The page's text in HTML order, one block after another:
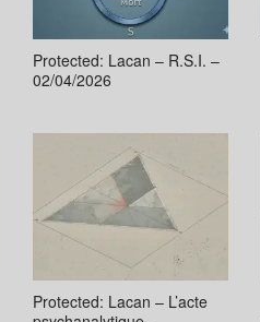
Protected: Lacan – R.S.I. –
02/04/2026
Protected: Lacan – L’acte